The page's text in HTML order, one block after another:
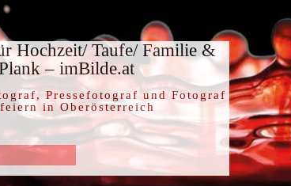
Hochzeit/ Taufe/ Familie &
– imBilde.at
Pressefotograf und Fotograf
in Oberösterreich